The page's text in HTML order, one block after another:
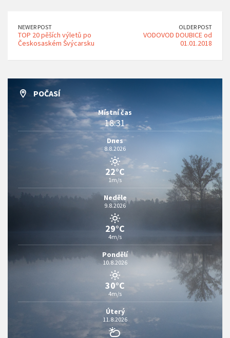
NEWER POST
TOP 20 pěších výletů po
Českosaském Švýcarsku
OLDER POST
VODOVOD DOUBICE od
01.01.2018
POČASÍ
Místní čas
18:31
Dnes
8.8.2026
22°C
1m/s
Neděle
9.8.2026
29°C
4m/s
Pondělí
10.8.2026
30°C
4m/s
Úterý
11.8.2026